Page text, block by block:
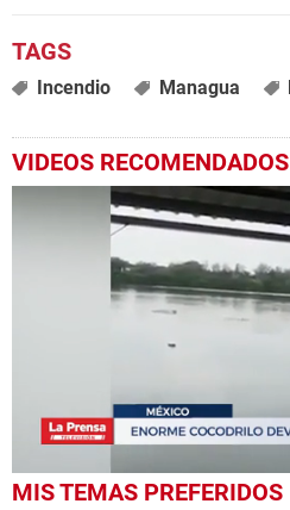
Incendio Managua
VIDEOS RECOMENDADOS
0
seconds
MIS TEMAS PREFERIDOS